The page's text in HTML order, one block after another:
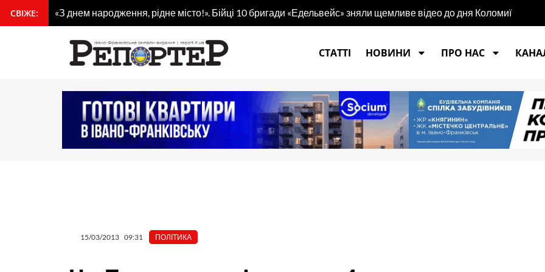
вмісту
СВІЖЕ: «З днем народження, рідне місто!». Бійці 10 бригади «Едельвейс» зняли щемливе відео до дня Коломиї
СТАТТІ
НОВИНИ ПРО НАС
15/03/2013 09:31 ПОЛІТИКА